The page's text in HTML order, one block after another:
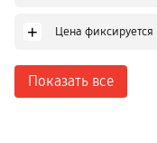
+ Цена
Показать все